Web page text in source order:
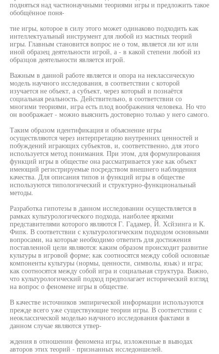
подняться над частнонаучными теориями игры и предложить такое
обобщённое поня-
тие игры, которое в силу этого может одинаково подходить как
интеллектуальный инструмент для любой из мастных теорий
игры. Главным становится вопрос не о том, является ли ют или
иной образец деятельности игрой, а - в какой степени любой из
образцов деятельности является игрой.
Важным в данной работе является и опора на неклассическую
модель научного исследования, в соответствии с которой
изучается не объект, а субъект, через который и познаётся
социальная реальность. Действительно, в соответствии со
многими теориями, игра есть плод воображения человека. Но что
он воображает - можно выяснить достоверно только у него самого.
Таким образом идентификация и объяснение игры
осуществляются через интерпретацию внутренних ценностей и
побуждений играющих субъектов, и, соответственно, для этого
используется метод понимания. При этом, для формулирования
функций игры в обществе она рассматривается уже как объект
имеющий регистрируемые посредством внешнего наблюдения
качества. Для описания типов и функций игры в обществе
используются типологический и структурно-функциональный
методы.
Разработка гипотезы в данном исследовании осуществляется в
рамках культурологического подхода, наиболее яркими
представителями которого являются Г. Гадамер, Й. Хсйзинга и К.
Фипк. В соответствии с культурологическим подходом основными
вопросами, на которые необходимо ответить для достижения
поставленной цели являются: каким образом происходит развитие
культуры в игровой форме; как соотносятся между собой основные
компоненты культуры (нормы, ценности, символы, язык) и игра;
как соотносятся между собой игра и социальная структура. Важно,
что культурологический подход предполагает исторический взгляд
на вопрос о феномене игры в обществе.
В качестве источников эмпирической информации используются
прежде всего уже существующие теории игры. В соответствии с
неоклассической моделью научного исследования фактами в
данном случае являются утвер-
ждения в отношении феномена игры, изложенные в выводах
авторов этих теорий - признанных исследоншелей.